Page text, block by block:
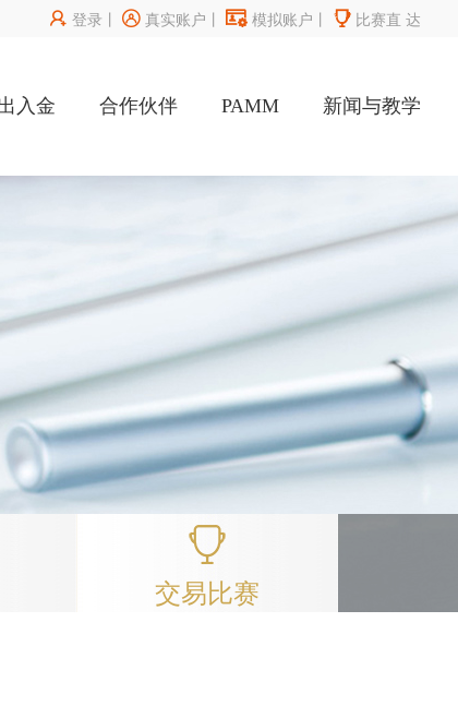
 登录 丨 真实账户  模拟账户  比赛直 达
入金 合作伙伴 PAMM 新闻与教学
交易比赛